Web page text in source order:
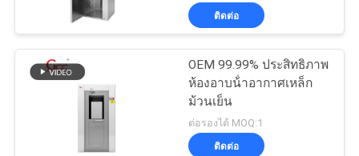
ติดต่อ
OEM 99.99% ประสิทธิภาพ
ห้องอาบน้ําอากาศเหล็ก
ม้วนเย็น
ต่อรองได้ MOQ:1
ติดต่อ